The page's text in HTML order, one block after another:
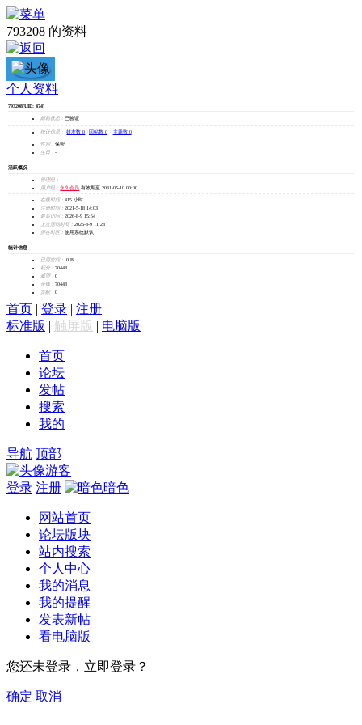
793208 的资料
793208
加为好友
发消息
个人资料
793208(UID: 474)
邮箱状态： 已验证
统计信息： 好友数 0 回帖数 0 主题数 0
性别： 保密
生日： -
活跃概况
管理组：
用户组： 永久会员 有效期至 2031-05-10 00:00
在线时间： 415 小时
注册时间： 2021-5-18 14:03
最后访问： 2026-8-9 15:54
上次活动时间： 2026-8-9 11:28
所在时区： 使用系统默认
统计信息
已用空间：
0 B
积分： 70448
威望： 0
金钱： 70448
贡献： 0
首页 | 登录 | 注册
标准版 | 触屏版 | 电脑版
首页
论坛
发帖
搜索
我的
导航 顶部
游客
登录 注册 暗色
网站首页
论坛版块
站内搜索
个人中心
我的消息
我的提醒
发表新帖
看电脑版
您还未登录，立即登录？
确定 取消